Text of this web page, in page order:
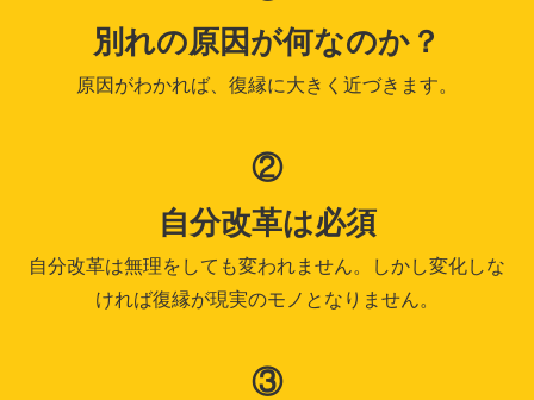
別れの原因が何なのか？
原因がわかれば、復縁に大きく近づきます。
②
自分改革は必須
自分改革は無理をしても変われません。しかし変化しな
ければ復縁が現実のモノとなりません。
③